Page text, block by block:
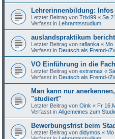
Lehrerinnenbildung:
Letzter Beitrag vonTrixi99 «Sa
Verfasst in Lehramtsstudium
auslandspraktikum bericht
Letzter Beitrag vonraflanka « Mo
Verfasst in Deutsch als Fremd-/
VO Einführung in die
Letzter Beitrag vonextramax «
Verfasst in Deutsch als Fremd-/
Man kann nur
"studiert"
Letzter Beitrag vonOink « Fr
Verfasst inAllgemeines zum
Bewerbungsfrist beim
Letzter Beitrag vondidymos «